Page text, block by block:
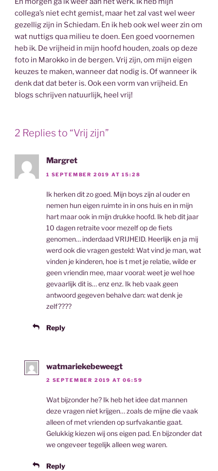
collega’s niet echt gemist, maar het zal vast wel weer
gezellig zijn in Schiedam. En ik heb ook wel weer zin om
wat nuttigs qua milieu te doen. Een goed voornemen
heb ik. De vrijheid in mijn hoofd houden, zoals op deze
foto in Marokko in de bergen. Vrij zijn, om mijn eigen
keuzes te maken, wanneer dat nodig is. Of wanneer ik
denk dat dat beter is. Ook een vorm van vrijheid. En
blogs schrijven natuurlijk, heel vrij!
2 Replies to “Vrij zijn”
Margret
1 SEPTEMBER 2019 AT 15:28
Ik herken dit zo goed. Mijn boys zijn al ouder en
nemen hun eigen ruimte in in ons huis en in mijn
hart maar ook in mijn drukke hoofd. Ik heb dit jaar
10 dagen retraite voor mezelf op de fiets
genomen… inderdaad VRIJHEID. Heerlijk en ja mij
werd ook die vragen gesteld: Wat vind je man, wat
vinden je kinderen, hoe is t met je relatie, wilde er
geen vriendin mee, maar vooral: weet je wel hoe
gevaarlijk dit is… enz enz. Ik heb vaak geen
antwoord gegeven behalve dan: wat denk je
zelf????
Reply
watmariekebeweegt
2 SEPTEMBER 2019 AT 06:59
Wat bijzonder he? Ik heb het idee dat mannen
deze vragen niet krijgen… zoals de mijne die vaak
alleen of met vrienden op surfvakantie gaat.
Gelukkig kiezen wij ons eigen pad. En bijzonder dat
we ongeveer tegelijk alleen weg waren.
Reply